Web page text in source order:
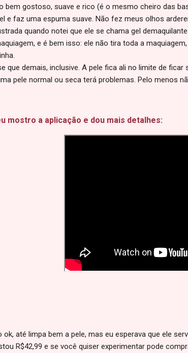
bem gostoso, suave e rico (é o mesmo cheiro das
e faz uma espuma suave. Não fez meus olhos
quando notei que ele se chama gel
e é bem isso: ele não tira toda a
que demais, inclusive. A pele fica ali no limite de
pele normal ou seca terá problemas. Pelo menos
mostro a aplicação e dou mais detalhes:
ok, até limpa bem a pele, mas eu esperava que ele
R$42,99 e se você quiser experimentar pode